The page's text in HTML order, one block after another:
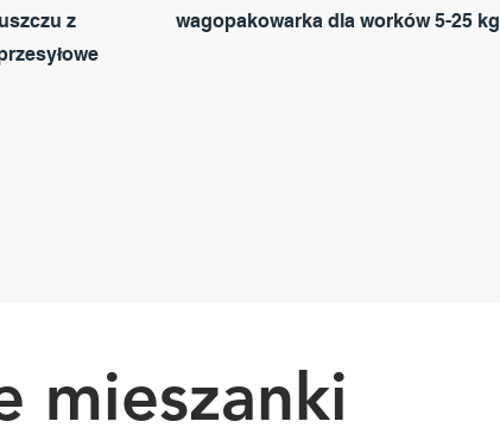
z
wagopakowarka dla worków 5-25 kg
mieszanki